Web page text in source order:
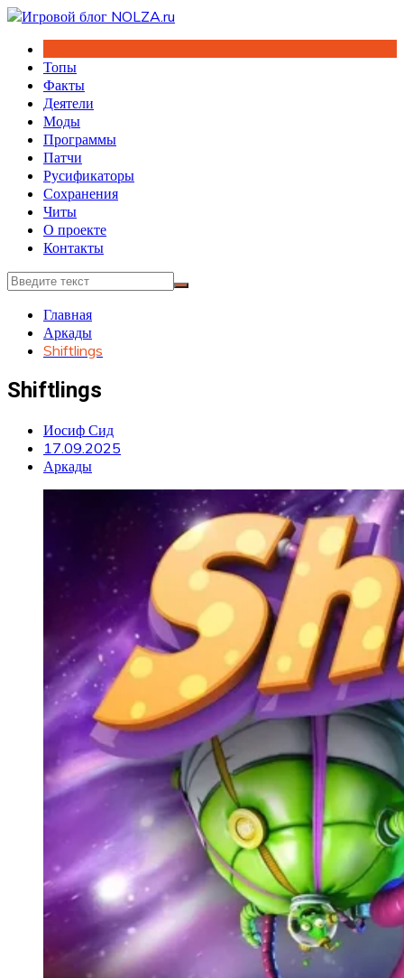
Перейти
содержимому
Топы
Факты
Деятели
Моды
Программы
Патчи
Русификаторы
Сохранения
Читы
О проекте
Контакты
Главная
Аркады
Shiftlings
Shiftlings
Иосиф Сид
17.09.2025
Аркады